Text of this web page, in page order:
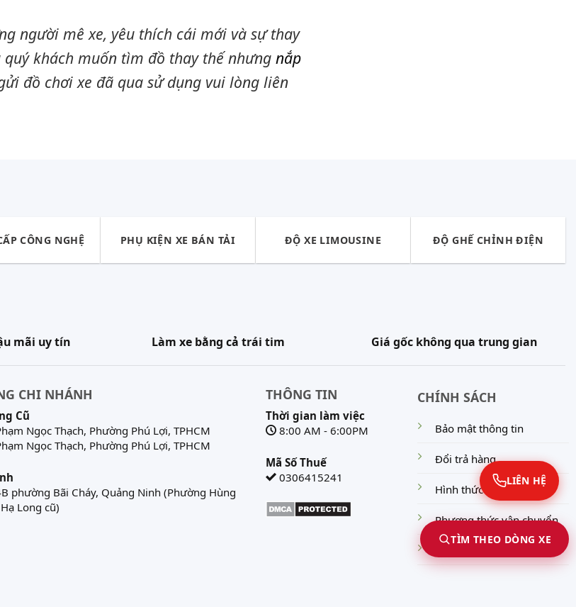
người mê xe, yêu thích cái mới và sự thay
khách muốn tìm đồ thay thế nhưng nắp
đồ chơi xe đã qua sử dụng vui lòng liên
CÔNG NGHỆ PHỤ KIỆN XE BÁN TẢI ĐỘ XE LIMOUSINE ĐỘ GHẾ CHỈNH ĐIỆN
mãi uy tín Làm xe bằng cả trái tim Giá gốc không qua trung gian
CHI NHÁNH
Cũ
Ngọc Thạch, Phường Phú Lợi, TPHCM
Ngọc Thạch, Phường Phú Lợi, TPHCM
phường Bãi Cháy, Quảng Ninh (Phường Hùng
Long cũ)
THÔNG TIN
Thời gian làm việc
8:00 AM - 6:00PM
Mã Số Thuế
0306415241
CHÍNH SÁCH
Bảo mật thông tin
Đổi trả hàng
Hình thức thanh toán
Phương thức vận chuyển
TÌM THEO DÒNG XE
LIÊN HỆ